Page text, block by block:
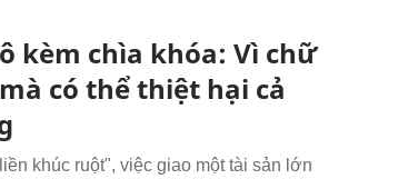
kèm chìa khóa: Vì chữ
có thể thiệt hại cả
khúc ruột", việc giao một tài sản lớn